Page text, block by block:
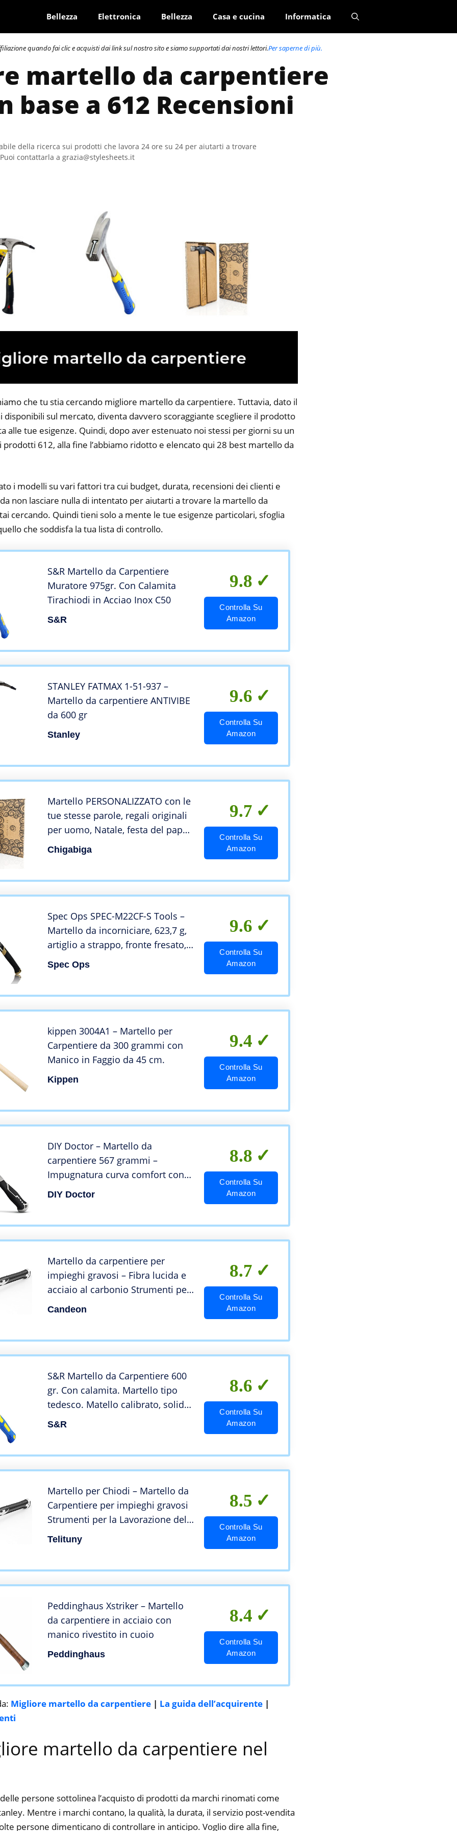
Bellezza Elettronica Bellezza Casa e cucina Informatica
quando fai clic e acquisti dai link sul nostro sito e siamo supportati dai nostri lettori.Per saperne di più.
martello da carpentiere
base a 612 Recensioni
della ricerca sui prodotti che lavora 24 ore su 24 per aiutarti a trovare
contattarla a grazia@stylesheets.it
che tu stia cercando migliore martello da carpentiere. Tuttavia, dato il
disponibili sul mercato, diventa davvero scoraggiante scegliere il prodotto
alle tue esigenze. Quindi, dopo aver estenuato noi stessi per giorni su un
612, alla fine l’abbiamo ridotto e elencato qui 28 best martello da
i modelli su vari fattori tra cui budget, durata, recensioni dei clienti e
non lasciare nulla di intentato per aiutarti a trovare la martello da
cercando. Quindi tieni solo a mente le tue esigenze particolari, sfoglia
che soddisfa la tua lista di controllo.
S&R Martello da Carpentiere
Muratore 975gr. Con Calamita
Tirachiodi in Acciao Inox C50
S&R
9.8
Controlla Su
Amazon
STANLEY FATMAX 1-51-937 –
Martello da carpentiere ANTIVIBE
da 600 gr
Stanley
9.6
Controlla Su
Amazon
Martello PERSONALIZZATO con le
tue stesse parole, regali originali
per uomo, Natale, festa del papà,
compleanno, fidanzato, San
Valentino. Inciso a laser. Martelli
Chigabiga
9.7
Controlla Su
Amazon
Spec Ops SPEC-M22CF-S Tools –
Martello da incorniciare, 623,7 g,
artiglio a strappo, fronte fresato,
fronte a martello morbido,
impugnatura ammortizzante, 3%
Spec Ops
9.6
Controlla Su
Amazon
kippen 3004A1 – Martello per
Carpentiere da 300 grammi con
Manico in Faggio da 45 cm.
Kippen
9.4
Controlla Su
Amazon
DIY Doctor – Martello da
carpentiere 567 grammi –
Impugnatura curva comfort con
finitura in TPR – Solido acciaio
DIY Doctor
8.8
Controlla Su
Amazon
Martello da carpentiere per
impieghi gravosi – Fibra lucida e
acciaio al carbonio Strumenti per
la lavorazione del legno Martello
Candeon
8.7
Controlla Su
Amazon
S&R Martello da Carpentiere 600
gr. Con calamita. Martello tipo
tedesco. Matello calibrato, solido
e comodo.
S&R
8.6
Controlla Su
Amazon
Martello per Chiodi – Martello da
Carpentiere per impieghi gravosi
Strumenti per la Lavorazione del
Legno in Acciaio Martello
Magnetico Automatico per
Telituny
8.5
Controlla Su
Amazon
Peddinghaus Xstriker – Martello
da carpentiere in acciaio con
manico rivestito in cuoio
Peddinghaus
8.4
Controlla Su
Amazon
Migliore martello da carpentiere | La guida dell’acquirente |
martello da carpentiere nel
persone sottolinea l’acquisto di prodotti da marchi rinomati come
Mentre i marchi contano, la qualità, la durata, il servizio post-vendita
persone dimenticano di controllare in anticipo. Voglio dire alla fine,